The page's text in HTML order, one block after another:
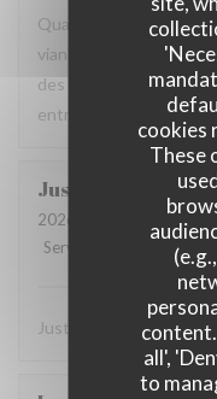
cookies
These
all',
to
Quand le chef vous
viande trop cuite",
des limites. De plus, 3
entrées, 2 plats à 100
Justine
2026-07-08
- 20:30 -
Service
Ambiance
Juste parfait ! Service